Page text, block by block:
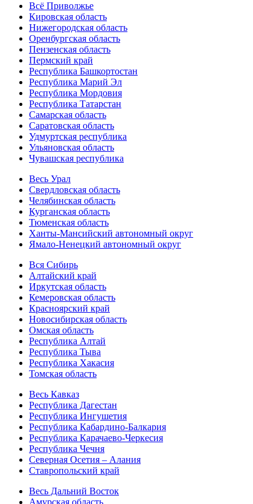
Всё Приволжье
Кировская область
Нижегородская область
Оренбургская область
Пензенская область
Пермский край
Республика Башкортостан
Республика Марий Эл
Республика Мордовия
Республика Татарстан
Самарская область
Саратовская область
Удмуртская республика
Ульяновская область
Чувашская республика
Весь Урал
Свердловская область
Челябинская область
Курганская область
Тюменская область
Ханты-Мансийский автономный округ
Ямало-Ненецкий автономный округ
Вся Сибирь
Алтайский край
Иркутская область
Кемеровская область
Красноярский край
Новосибирская область
Омская область
Республика Алтай
Республика Тыва
Республика Хакасия
Томская область
Весь Кавказ
Республика Дагестан
Республика Ингушетия
Республика Кабардино-Балкария
Республика Карачаево-Черкесия
Республика Чечня
Северная Осетия – Алания
Ставропольский край
Весь Дальний Восток
Амурская область